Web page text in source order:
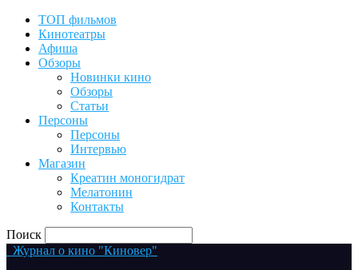
ТОП фильмов
Кинотеатры
Афиша
Обзоры
Новинки кино
Обзоры
Статьи
Персоны
Персоны
Интервью
Магазин
Креатин моногидрат
Мелатонин
Контакты
Поиск
Журнал о кино "Киновер"